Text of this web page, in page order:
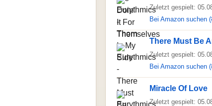
Zuletzt gespielt:
Bei Amazon suchen
There Must Be
Zuletzt gespielt:
Bei Amazon suchen
Miracle Of Love
Zuletzt gespielt: